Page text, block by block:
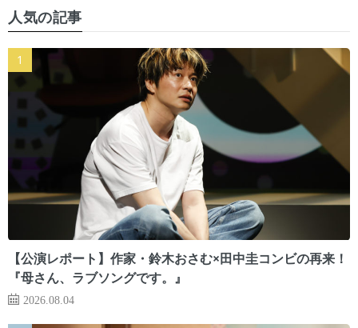
人気の記事
【公演レポート】作家・鈴木おさむ×田中圭コンビの再来！
『母さん、ラブソングです。』
2026.08.04